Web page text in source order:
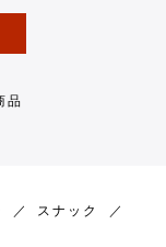
品
スナック